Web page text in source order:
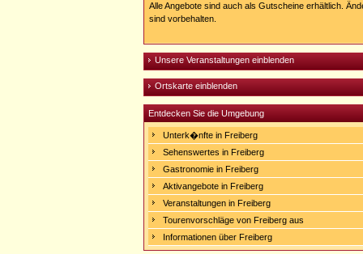
Alle Angebote sind auch als Gutscheine erhältlich.
sind vorbehalten.
Unsere Veranstaltungen einblenden
Ortskarte einblenden
Entdecken Sie die Umgebung
Unterk�nfte in Freiberg
Sehenswertes in Freiberg
Gastronomie in Freiberg
Aktivangebote in Freiberg
Veranstaltungen in Freiberg
Tourenvorschläge von Freiberg aus
Informationen über Freiberg